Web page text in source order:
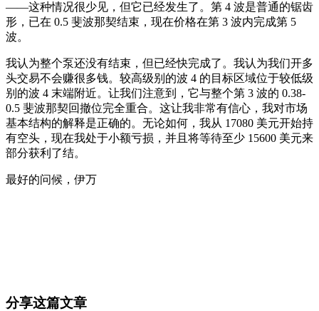
——这种情况很少见，但它已经发生了。第 4 波是普通的锯齿
形，已在 0.5 斐波那契结束，现在价格在第 3 波内完成第 5
波。
我认为整个泵还没有结束，但已经快完成了。我认为我们开多
头交易不会赚很多钱。较高级别的波 4 的目标区域位于较低级
别的波 4 末端附近。让我们注意到，它与整个第 3 波的 0.38-
0.5 斐波那契回撤位完全重合。这让我非常有信心，我对市场
基本结构的解释是正确的。无论如何，我从 17080 美元开始持
有空头，现在我处于小额亏损，并且将等待至少 15600 美元来
部分获利了结。
最好的问候，伊万
分享这篇文章